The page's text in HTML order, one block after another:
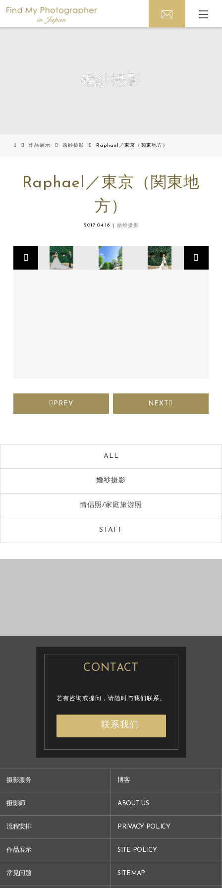
婚纱摄影
作品展示 婚纱摄影 Raphael／東京（関東地方）
Raphael／東京（関東地
方）
2017.04.18 婚纱摄影
PREV NEXT
ALL
婚纱摄影
情侣照/家庭旅游照
STAFF
摄影服务
摄影师
流程安排
作品展示
常见问题
博客
ABOUT US
PRIVACY POLICY
SITE POLICY
SITEMAP
CONTACT
若有咨询或提问，请随时与我们联系。
联系我们